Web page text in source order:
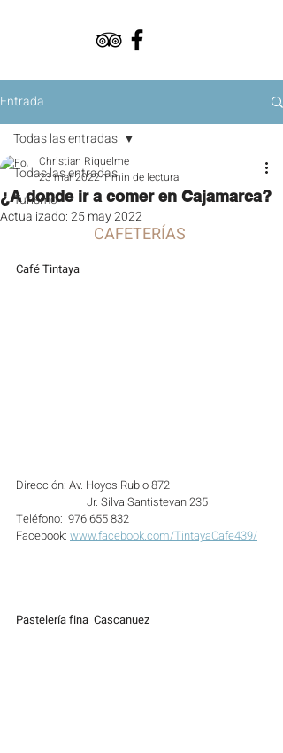
Entrada
Todas las entradas
Turismo
Todas las entradas
¿A donde ir a comer en Cajamarca?
Christian Riquelme
23 mar 20221 min de lectura
Actualizado:25 may 2022
CAFETERÍAS
Café Tintaya
Dirección: Av. Hoyos Rubio 872
		Jr. Silva Santistevan 235
Teléfono:  976 655 832
Facebook: www.facebook.com/TintayaCafe439/
Pastelería fina  Cascanuez